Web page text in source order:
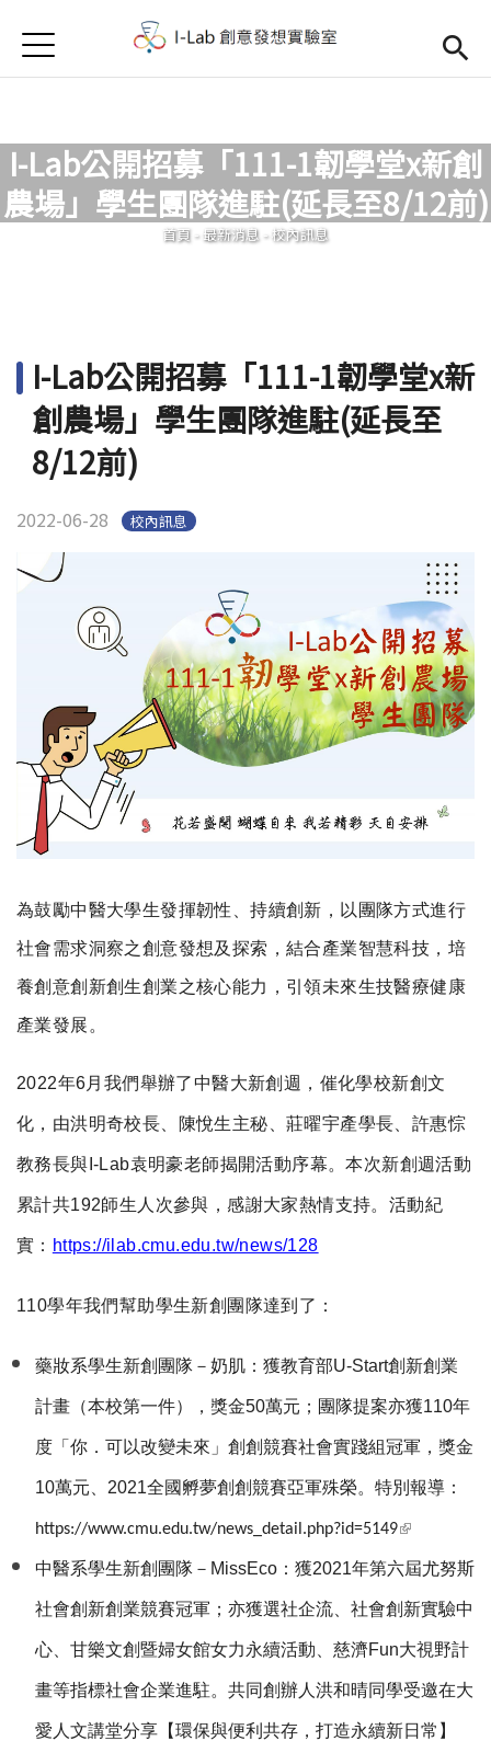
首頁
首頁
Open submenu (關於我們)
關於我們
Jump to Main content
I-Lab公開招募「111-1韌學堂x新創
農場」學生團隊進駐(延長至8/12前)
您在這裡
首頁 - 最新消息 -校內訊息
I-Lab公開招募「111-1韌學堂x新
創農場」學生團隊進駐(延長至
8/12前)
2022-06-28 校內訊息
為鼓勵中醫大學生發揮韌性、持續創新，以團隊方式進行
社會需求洞察之創意發想及探索，結合產業智慧科技，培
養創意創新創生創業之核心能力，引領未來生技醫療健康
產業發展。
2022年6月我們舉辦了中醫大新創週，催化學校新創文
化，由洪明奇校長、陳悅生主秘、莊曜宇產學長、許惠悰
教務長與I-Lab袁明豪老師揭開活動序幕。本次新創週活動
累計共192師生人次參與，感謝大家熱情支持。活動紀
實： https://ilab.cmu.edu.tw/news/128
110學年我們幫助學生新創團隊達到了：
藥妝系學生新創團隊－奶肌：獲教育部U-Start創新創業
計畫（本校第一件），獎金50萬元；團隊提案亦獲110年
度「你．可以改變未來」創創競賽社會實踐組冠軍，獎金
10萬元、2021全國孵夢創創競賽亞軍殊榮。特別報導：
https://www.cmu.edu.tw/news_detail.php?id=5149(link is
external)
中醫系學生新創團隊－MissEco：獲2021年第六屆尤努斯
社會創新創業競賽冠軍；亦獲選社企流、社會創新實驗中
心、甘樂文創暨婦女館女力永續活動、慈濟Fun大視野計
畫等指標社會企業進駐。共同創辦人洪和晴同學受邀在大
愛人文講堂分享【環保與便利共存，打造永續新日常】